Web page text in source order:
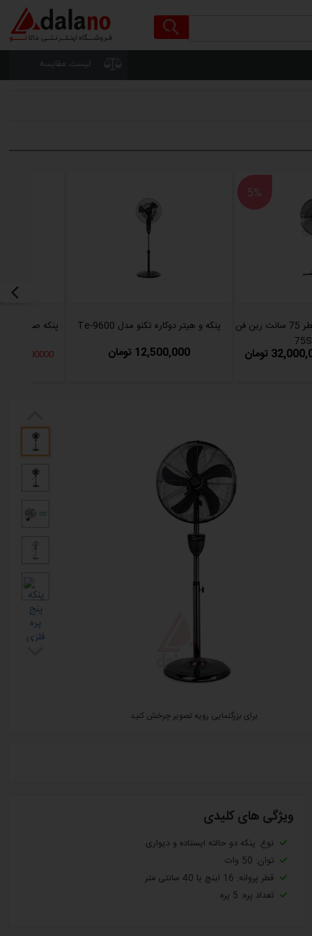
لیست مقایسه
5%
پنکه ایستاده صنعتی با قطر 75 سانت رین فن
تومان
پنکه و هیتر دوکاره تکنو مدل Te-9600
12,500,000 تومان 2000000 تخفیف
برای بزرگنمایی رویه تصویر چرخش کنید
ویژگی های کلیدی
نوع: پنکه دو حالته ایستاده و دیواری
توان: 50 وات
قطر پروانه: 16 اینچ یا 40 سانتی متر
تعداد پره: 5 پره